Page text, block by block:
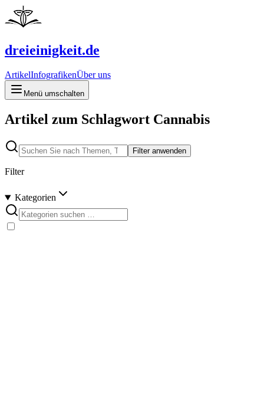
dreieinigkeit.de
ArtikelInfografikenÜber uns
Menü umschalten
Artikel zum Schlagwort Cannabis
Filter anwenden
Filter
Kategorien